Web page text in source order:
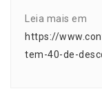
Leia mais em
https://
tem-40-de-